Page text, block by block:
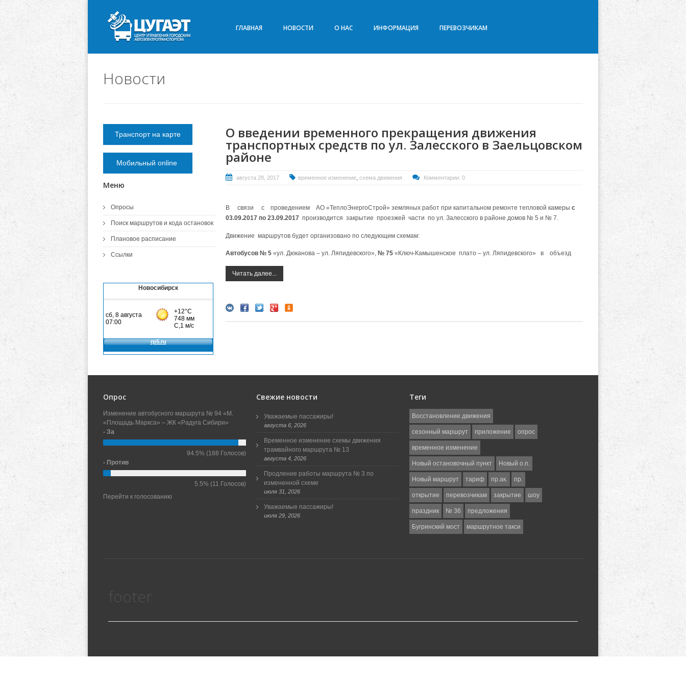
ГЛАВНАЯ НОВОСТИ О НАС ИНФОРМАЦИЯ ПЕРЕВОЗЧИКАМ
Новости
О введении временного прекращения движения
транспортных средств по ул. Залесского в Заельцовском
районе
августа 28, 2017 временное изменение, схема движения Комментарии: 0
В связи с проведением АО «ТеплоЭнергоСтрой» земляных работ при капитальном ремонте тепловой камеры с
03.09.2017 по 23.09.2017 производится закрытие проезжей части по ул. Залесского в районе домов № 5 и № 7.
Движение маршрутов будет организовано по следующим схемам:
Автобусов № 5 «ул. Дюканова – ул. Ляпидевского», № 75 «Ключ-Камышенское плато – ул. Ляпидевского» в объезд
Читать далее...
Транспорт на карте
Мобильный online
Меню
Опросы
Поиск маршрутов и кода остановок
Плановое расписание
Ссылки
Новосибирск
Опрос
Изменение автобусного маршрута № 94 «М.
«Площадь Маркса» – ЖК «Радуга Сибири»
- За
94.5% (188 Голосов)
- Против
5.5% (11 Голосов)
Перейти к голосованию
Свежие новости
Уважаемые пассажиры!
августа 6, 2026
Временное изменение схемы движения
трамвайного маршрута № 13
августа 4, 2026
Продление работы маршрута № 3 по
измененной схеме
июля 31, 2026
Уважаемые пассажиры!
июля 29, 2026
Теги
Восстановление движения
сезонный маршрут приложение опрос
временное изменение
Новый остановочный пункт Новый о.п.
Новый маршрут тариф пр.ак. пр.
открытие перевозчикам закрытие шоу
праздник № 36 предложения
Бугринский мост маршрутное такси
footer